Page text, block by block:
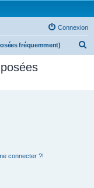
Connexion
fréquemment)
connecter ?!